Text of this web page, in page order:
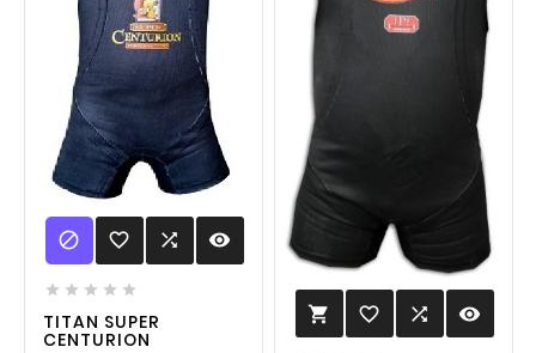
 favorite_border  visibility
    
TITAN SUPER
CENTURION
 favorite_border  visibility